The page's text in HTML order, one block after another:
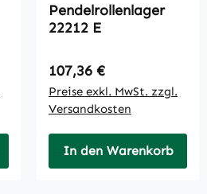
Pendelrollenlager
22212 E
Regulärer Preis:
107,36 €
Preise exkl. MwSt. zzgl.
Versandkosten
In den Warenkorb